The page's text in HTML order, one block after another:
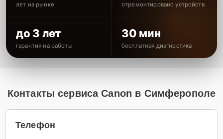
лет на рынке отремонтировано устройств
до 3 лет
гарантия на работы
30 мин
бесплатная диагностика
Контакты сервиса Canon в Симферополе
Телефон